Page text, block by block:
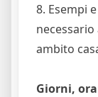
8. Esempi
ambito
Giorni,